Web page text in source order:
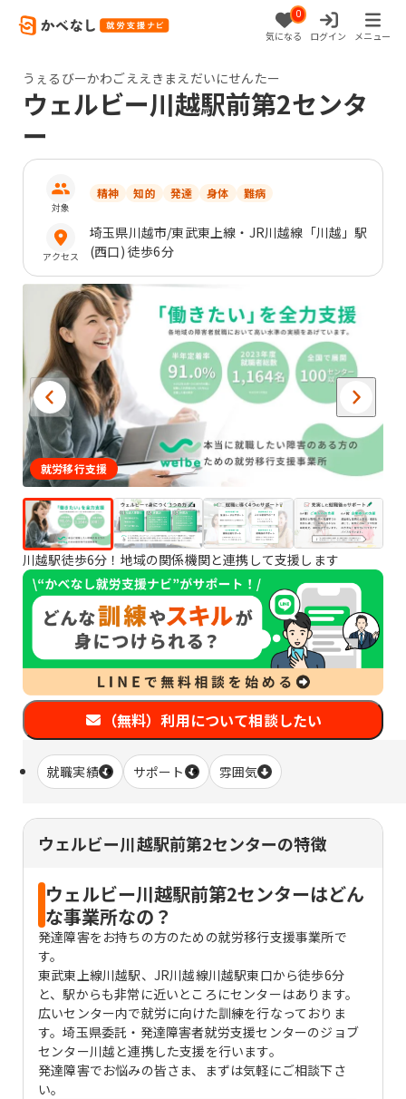
0
気になる ログイン メニュー
うぇるびーかわごええきまえだいにせんたー
ウェルビー川越駅前第2センタ
ー
対象
精神 知的 発達 身体 難病
アクセス
埼玉県川越市/東武東上線・JR川越線「川越」駅
(西口) 徒歩6分
就労移行支援
川越駅徒歩6分！地域の関係機関と連携して支援します
（無料）利用について相談したい
就職実績 サポート 雰囲気
ウェルビー川越駅前第2センターの特徴
ウェルビー川越駅前第2センターはどん
な事業所なの？
発達障害をお持ちの方のための就労移行支援事業所で
す。
東武東上線川越駅、JR川越線川越駅東口から徒歩6分
と、駅からも非常に近いところにセンターはあります。
広いセンター内で就労に向けた訓練を行なっておりま
す。埼玉県委託・発達障害者就労支援センターのジョブ
センター川越と連携した支援を行います。
発達障害でお悩みの皆さま、まずは気軽にご相談下さ
い。